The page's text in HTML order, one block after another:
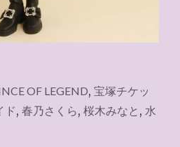
OF LEGEND, 宝塚チケッ
ド, 春乃さくら, 桜木みなと , 水